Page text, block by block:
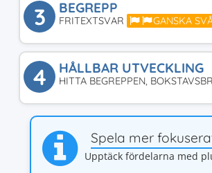
3 BEGREPP
FRITEXTSVAR GANSKA
4 HÅLLBAR UTVECKLING
HITTA BEGREPPEN,
Spela mer
Upptäck fördelarna med